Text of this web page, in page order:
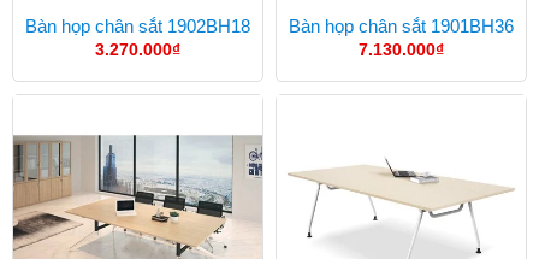
Bàn họp chân sắt 1902BH18
3.270.000₫
Bàn họp chân sắt 1901BH36
7.130.000₫